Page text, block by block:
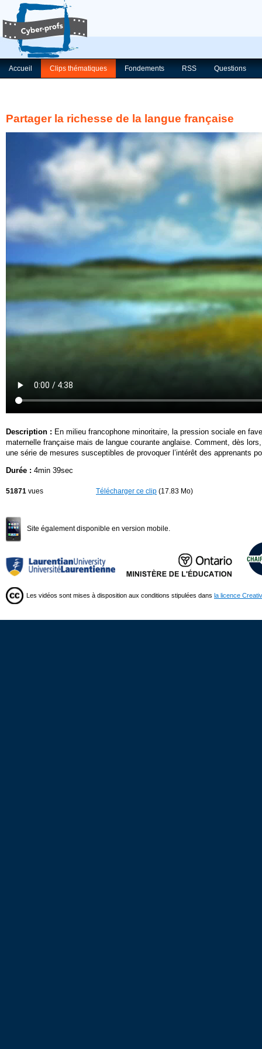
Accueil Clips thématiques Fondements RSS Questions
Partager la richesse de la langue française
Description : En milieu francophone minoritaire, la pression sociale en
maternelle française mais de langue courante anglaise. Comment, dès
une série de mesures susceptibles de provoquer l’intérêt des apprenants
Durée : 4min 39sec
51871 vues Télécharger ce clip (17.83 Mo)
Site également disponible en version mobile.
Les vidéos sont mises à disposition aux conditions stipulées dans la licence